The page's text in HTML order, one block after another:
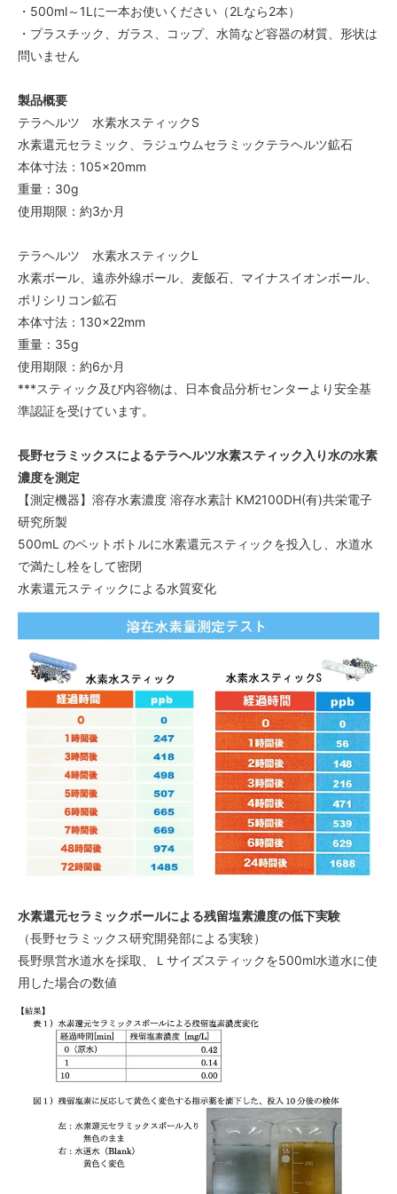
・500ml～1Lに一本お使いください（2Lなら2本）
・プラスチック、ガラス、コップ、水筒など容器の材質、形状は
問いません
製品概要
テラヘルツ 水素水スティックS
水素還元セラミック、ラジュウムセラミックテラヘルツ鉱石
本体寸法：105×20mm
重量：30g
使用期限：約3か月
テラヘルツ 水素水スティックL
水素ボール、遠赤外線ボール、麦飯石、マイナスイオンボール、
ポリシリコン鉱石
本体寸法：130×22mm
重量：35g
使用期限：約6か月
***スティック及び内容物は、日本食品分析センターより安全基
準認証を受けています。
長野セラミックスによるテラヘルツ水素スティック入り水の水素
濃度を測定
【測定機器】溶存水素濃度 溶存水素計 KM2100DH(有)共栄電子
研究所製
500mL のペットボトルに水素還元スティックを投入し、水道水
で満たし栓をして密閉
水素還元スティックによる水質変化
水素還元セラミックボールによる残留塩素濃度の低下実験
（長野セラミックス研究開発部による実験）
長野県営水道水を採取、Ｌサイズスティックを500ml水道水に使
用した場合の数値